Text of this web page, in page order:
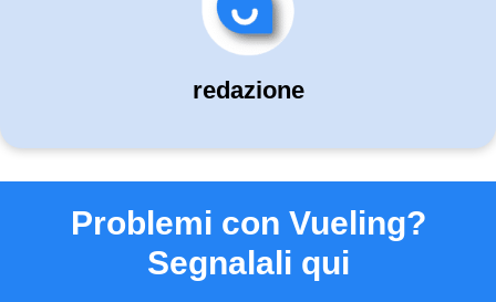
redazione
Problemi con Vueling?
Segnalali qui